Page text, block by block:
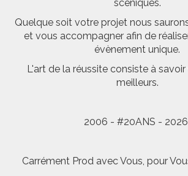
scéniques.
Quelque soit votre projet nous
et vous accompagner afin de
évènement unique.
L'art de la réussite consiste à
meilleurs.
2006 - #20ANS - 2026
Carrément Prod avec Vous, pour